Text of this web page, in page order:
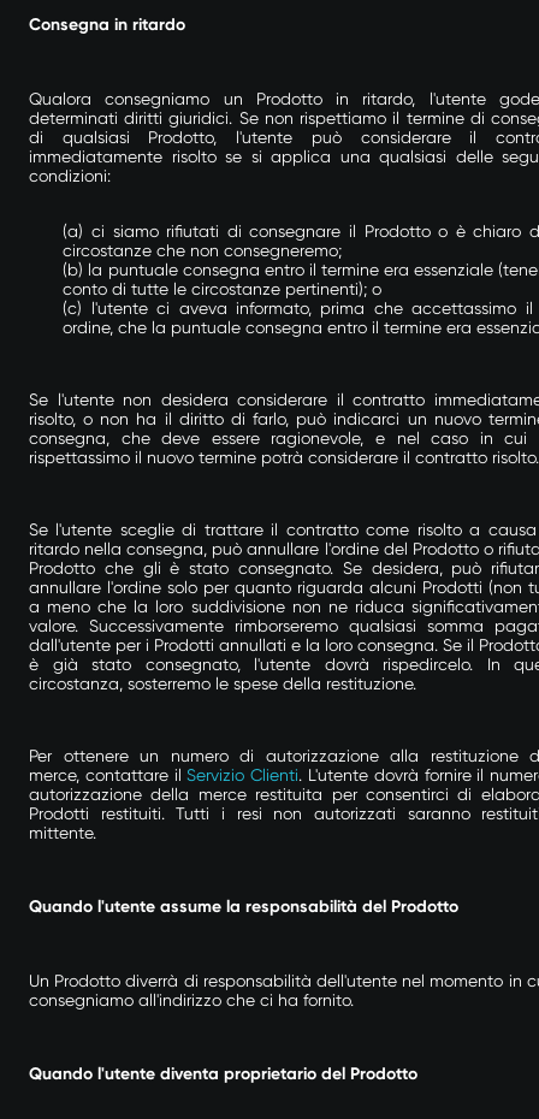
Consegna in ritardo
Qualora consegniamo un Prodotto in ritardo, l'utente
determinati diritti giuridici. Se non rispettiamo il termine di
di qualsiasi Prodotto, l'utente può considerare il
immediatamente risolto se si applica una qualsiasi delle
condizioni:
(a) ci siamo rifiutati di consegnare il Prodotto o è chiaro
circostanze che non consegneremo;
(b) la puntuale consegna entro il termine era essenziale
conto di tutte le circostanze pertinenti); o
(c) l'utente ci aveva informato, prima che accettassimo il
ordine, che la puntuale consegna entro il termine era
Se l'utente non desidera considerare il contratto
risolto, o non ha il diritto di farlo, può indicarci un nuovo
consegna, che deve essere ragionevole, e nel caso in cui
rispettassimo il nuovo termine potrà considerare il contratto risolto.
Se l'utente sceglie di trattare il contratto come risolto a
ritardo nella consegna, può annullare l'ordine del Prodotto o
Prodotto che gli è stato consegnato. Se desidera, può
annullare l'ordine solo per quanto riguarda alcuni Prodotti (non
a meno che la loro suddivisione non ne riduca
valore. Successivamente rimborseremo qualsiasi somma
dall'utente per i Prodotti annullati e la loro consegna. Se il
è già stato consegnato, l'utente dovrà rispedircelo. In
circostanza, sosterremo le spese della restituzione.
Per ottenere un numero di autorizzazione alla restituzione
merce, contattare ilServizio Clienti. L'utente dovrà fornire il
autorizzazione della merce restituita per consentirci di
Prodotti restituiti. Tutti i resi non autorizzati saranno
mittente.
Quando l'utente assume la responsabilità del Prodotto
Un Prodotto diverrà di responsabilità dell'utente nel momento in
consegniamo all'indirizzo che ci ha fornito.
Quando l'utente diventa proprietario del Prodotto